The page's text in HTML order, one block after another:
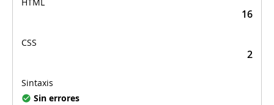
16
2
Sin errores